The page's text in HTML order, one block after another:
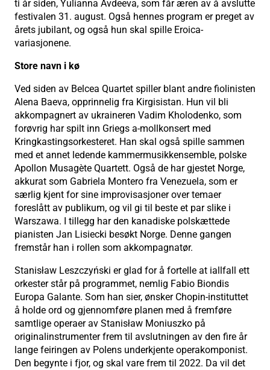
ti år siden, Yulianna Avdeeva, som får æren av å avslutte
festivalen 31. august. Også hennes program er preget av
årets jubilant, og også hun skal spille Eroica-
variasjonene.
Store navn i kø
Ved siden av Belcea Quartet spiller blant andre fiolinisten
Alena Baeva, opprinnelig fra Kirgisistan. Hun vil bli
akkompagnert av ukraineren Vadim Kholodenko, som
forøvrig har spilt inn Griegs a-mollkonsert med
Kringkastingsorkesteret. Han skal også spille sammen
med et annet ledende kammermusikkensemble, polske
Apollon Musagète Quartett. Også de har gjestet Norge,
akkurat som Gabriela Montero fra Venezuela, som er
særlig kjent for sine improvisasjoner over temaer
foreslått av publikum, og vil gi til beste et par slike i
Warszawa. I tillegg har den kanadiske polskættede
pianisten Jan Lisiecki besøkt Norge. Denne gangen
fremstår han i rollen som akkompagnatør.
Stanisław Leszczyński er glad for å fortelle at iallfall ett
orkester står på programmet, nemlig Fabio Biondis
Europa Galante. Som han sier, ønsker Chopin-instituttet
å holde ord og gjennomføre planen med å fremføre
samtlige operaer av Stanisław Moniuszko på
originalinstrumenter frem til avslutningen av den fire år
lange feiringen av Polens underkjente operakomponist.
Den begynte i fjor, og skal vare frem til 2022. Da vil det